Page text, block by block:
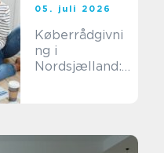
05. juli 2026
Køberrådgivni
ng i
Nordsjælland: